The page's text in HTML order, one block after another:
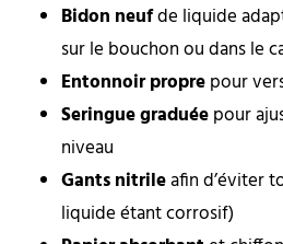
Bidon neufde liquide
sur le bouchon ou dans le
Entonnoir proprepour
Seringue graduéepour
niveau
Gants nitrileafin d’éviter
liquide étant corrosif)